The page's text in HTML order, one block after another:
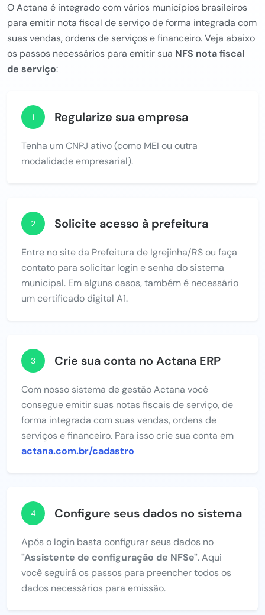
O Actana é integrado com vários municípios brasileiros
para emitir nota fiscal de serviço de forma integrada com
suas vendas, ordens de serviços e financeiro. Veja abaixo
os passos necessários para emitir sua NFS nota fiscal
de serviço:
1 Regularize sua empresa
Tenha um CNPJ ativo (como MEI ou outra
modalidade empresarial).
2 Solicite acesso à prefeitura
Entre no site da Prefeitura de Igrejinha/RS ou faça
contato para solicitar login e senha do sistema
municipal. Em alguns casos, também é necessário
um certificado digital A1.
3 Crie sua conta no Actana ERP
Com nosso sistema de gestão Actana você
consegue emitir suas notas fiscais de serviço, de
forma integrada com suas vendas, ordens de
serviços e financeiro. Para isso crie sua conta em
actana.com.br/cadastro
4 Configure seus dados no sistema
Após o login basta configurar seus dados no
"Assistente de configuração de NFSe". Aqui
você seguirá os passos para preencher todos os
dados necessários para emissão.